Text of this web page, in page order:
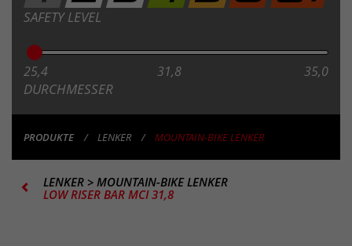
SAFETY LEVEL
25,4 31,8 35,0
DURCHMESSER
PRODUKTE LENKER MOUNTAIN-BIKE LENKER
LENKER > MOUNTAIN-BIKE LENKER
LOW RISER BAR MCI 31,8